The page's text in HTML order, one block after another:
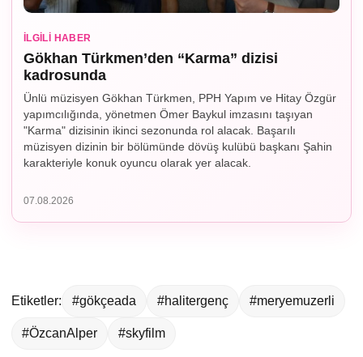
İLGILI HABER
Gökhan Türkmen’den “Karma” dizisi
kadrosunda
Ünlü müzisyen Gökhan Türkmen, PPH Yapım ve Hitay Özgür
yapımcılığında, yönetmen Ömer Baykul imzasını taşıyan
"Karma" dizisinin ikinci sezonunda rol alacak. Başarılı
müzisyen dizinin bir bölümünde dövüş kulübü başkanı Şahin
karakteriyle konuk oyuncu olarak yer alacak.
07.08.2026
Etiketler: #gökçeada #halitergenç #meryemuzerli
#ÖzcanAlper #skyfilm